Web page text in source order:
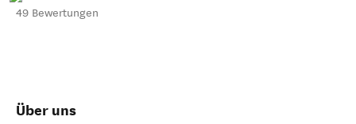
49 Bewertungen
Über uns